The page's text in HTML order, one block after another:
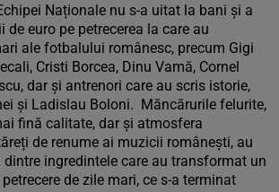
Naționale nu s-a uitat la bani și a
de euro pe petrecerea la care au
ale fotbalului românesc, precum Gigi
Cristi Borcea, Dinu Vamă, Cornel
dar și antrenori care au scris istorie,
și Ladislau Boloni. Măncărurile felurite,
fină calitate, dar și atmosfera
de renume ai muzicii românești, au
ingredintele care au transformat un
de zile mari, ce s-a terminat